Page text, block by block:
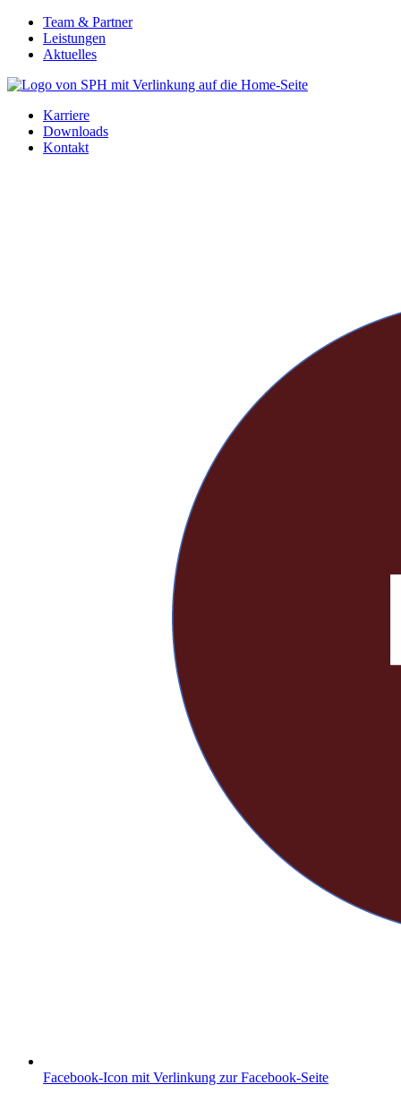
Zum
Inhalt
springen
Team & Partner
Leistungen
Aktuelles
Karriere
Downloads
Kontakt
Facebook-Icon mit Verlinkung zur Facebook-Seite